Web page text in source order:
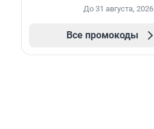
До 31 августа, 2026
Все промокоды